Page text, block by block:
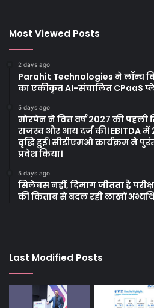
Most Viewed Posts
2 days ago
Parahit Technologies ने लॉन्च
का एकीकृत AI-संचालित CPaaS
5 days ago
मोरपेन ने वित्त वर्ष 2027 की
राजस्व और आय दर्ज की। EBITDA
वृद्धि हुई। सीडीएमओ कार्यक्रम ने
प्रवेश किया।
5 days ago
सिलेबस नहीं, दिमाग जीतता है
की किताब से बदल रही लाखों
Last Modified Posts